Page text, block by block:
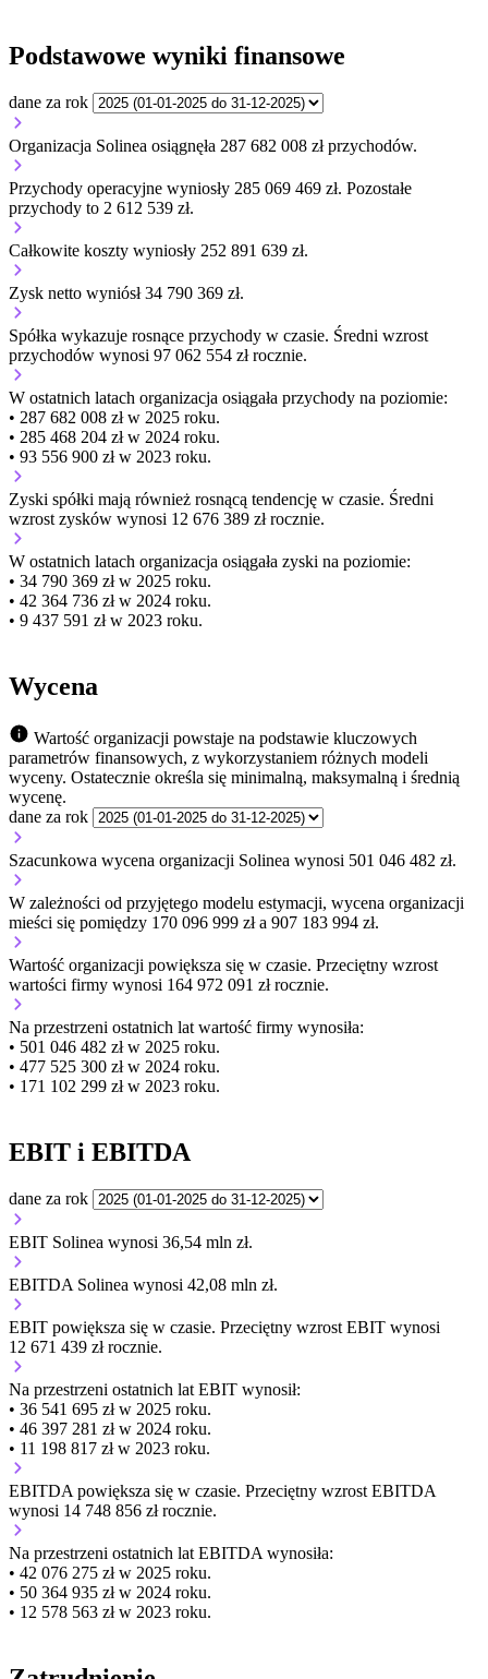
Podstawowe wyniki finansowe
dane za rok
Organizacja Solinea osiągnęła 287 682 008 zł przychodów.
Przychody operacyjne wyniosły 285 069 469 zł. Pozostałe
przychody to 2 612 539 zł.
Całkowite koszty wyniosły 252 891 639 zł.
Zysk netto wyniósł 34 790 369 zł.
Spółka wykazuje rosnące przychody w czasie. Średni wzrost
przychodów wynosi 97 062 554 zł rocznie.
W ostatnich latach organizacja osiągała przychody na poziomie:
• 287 682 008 zł w 2025 roku.
• 285 468 204 zł w 2024 roku.
• 93 556 900 zł w 2023 roku.
Zyski spółki mają również rosnącą tendencję w czasie. Średni
wzrost zysków wynosi 12 676 389 zł rocznie.
W ostatnich latach organizacja osiągała zyski na poziomie:
• 34 790 369 zł w 2025 roku.
• 42 364 736 zł w 2024 roku.
• 9 437 591 zł w 2023 roku.
Wycena
Wartość organizacji powstaje na podstawie kluczowych
parametrów finansowych, z wykorzystaniem różnych modeli
wyceny. Ostatecznie określa się minimalną, maksymalną i średnią
wycenę.
dane za rok
Szacunkowa wycena organizacji Solinea wynosi 501 046 482 zł.
W zależności od przyjętego modelu estymacji, wycena organizacji
mieści się pomiędzy 170 096 999 zł a 907 183 994 zł.
Wartość organizacji powiększa się w czasie. Przeciętny wzrost
wartości firmy wynosi 164 972 091 zł rocznie.
Na przestrzeni ostatnich lat wartość firmy wynosiła:
• 501 046 482 zł w 2025 roku.
• 477 525 300 zł w 2024 roku.
• 171 102 299 zł w 2023 roku.
EBIT i EBITDA
dane za rok
EBIT Solinea wynosi 36,54 mln zł.
EBITDA Solinea wynosi 42,08 mln zł.
EBIT powiększa się w czasie. Przeciętny wzrost EBIT wynosi
12 671 439 zł rocznie.
Na przestrzeni ostatnich lat EBIT wynosił:
• 36 541 695 zł w 2025 roku.
• 46 397 281 zł w 2024 roku.
• 11 198 817 zł w 2023 roku.
EBITDA powiększa się w czasie. Przeciętny wzrost EBITDA
wynosi 14 748 856 zł rocznie.
Na przestrzeni ostatnich lat EBITDA wynosiła:
• 42 076 275 zł w 2025 roku.
• 50 364 935 zł w 2024 roku.
• 12 578 563 zł w 2023 roku.